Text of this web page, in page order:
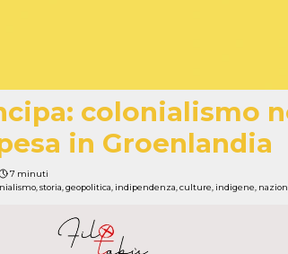
colonialismo
in Groenlandia
7 minuti
storia geopolitica indipendenza culture indigene